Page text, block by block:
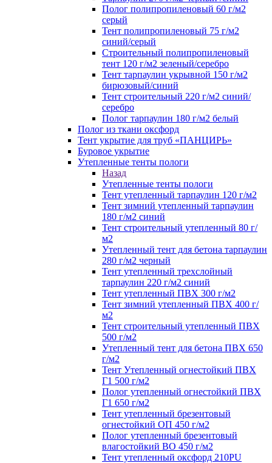
Полог полипропиленовый 60 г/м2
серый
Тент полипропиленовый 75 г/м2
синий/серый
Строительный полипропиленовый
тент 120 г/м2 зеленый/серебро
Тент тарпаулин укрывной 150 г/м2
бирюзовый/синий
Тент строительный 220 г/м2 синий/
серебро
Полог тарпаулин 180 г/м2 белый
Полог из ткани оксфорд
Тент укрытие для труб «ПАНЦИРЬ»
Буровое укрытие
Утепленные тенты пологи
Назад
Утепленные тенты пологи
Тент утепленный тарпаулин 120 г/м2
Тент зимний утепленный тарпаулин
180 г/м2 синий
Тент строительный утепленный 80 г/
м2
Утепленный тент для бетона тарпаулин
280 г/м2 черный
Тент утепленный трехслойный
тарпаулин 220 г/м2 синий
Тент утепленный ПВХ 300 г/м2
Тент зимний утепленный ПВХ 400 г/
м2
Тент строительный утепленный ПВХ
500 г/м2
Утепленный тент для бетона ПВХ 650
г/м2
Тент Утепленный огнестойкий ПВХ
Г1 500 г/м2
Полог утепленный огнестойкий ПВХ
Г1 650 г/м2
Тент утепленный брезентовый
огнестойкий ОП 450 г/м2
Полог утепленный брезентовый
влагостойкий ВО 450 г/м2
Тент утепленный оксфорд 210PU